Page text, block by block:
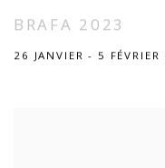
BRAFA 2023
26 JANVIER - 5 FÉVRIER